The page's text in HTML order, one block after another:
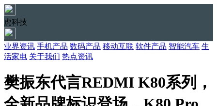
虎科技
业界资讯 手机产品 数码产品 移动互联 软件产品 智能汽车 生
活家电 关于我们 热点资讯
樊振东代言REDMI K80系列，